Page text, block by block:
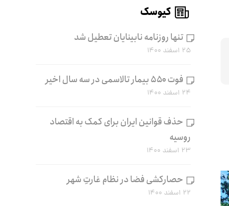
کیوسک
تنها روزنامه نابینایان تعطیل شد
۲۵ اسفند ۱۴۰۰
فوت ۵۵۰ بیمار تالاسمی در سه سال اخیر
۲۴ اسفند ۱۴۰۰
حذف قوانین ایران برای کمک به اقتصاد
روسیه
۲۳ اسفند ۱۴۰۰
حصارکشی فضا در نظام غارتِ شهر
۲۲ اسفند ۱۴۰۰